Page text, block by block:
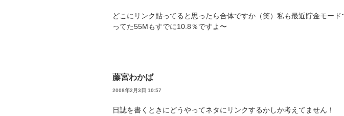
どこにリンク貼ってると思ったら合体ですか（笑）私も最近貯金モード
ってた55Mもすでに10.8％ですよ〜
藤宮わかば
2008年2月3日 10:57
日誌を書くときにどうやってネタにリンクするかしか考えてません！